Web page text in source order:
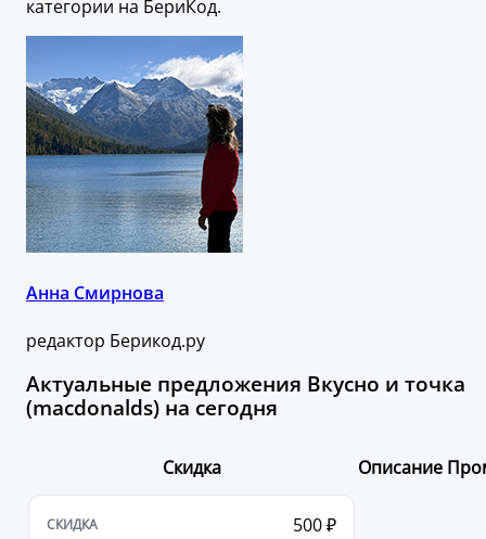
категории на БериКод.
Анна Смирнова
редактор Берикод.ру
Актуальные предложения Вкусно и точка
(macdonalds) на сегодня
Скидка Описание
500 ₽